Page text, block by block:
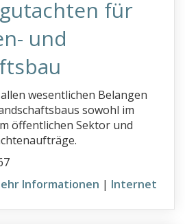
für
und
wesentlichen Belangen
sowohl im
öffentlichen Sektor und
Informationen | Internet